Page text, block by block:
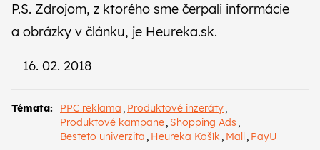
P.S. Zdrojom, z ktorého sme čerpali informácie
a obrázky v článku, je Heureka.sk.
16. 02. 2018
Témata: PPC reklama , Produktové inzeráty,
Produktové kampane, Shopping Ads ,
Besteto univerzita , Heureka Košík, Mall, PayU